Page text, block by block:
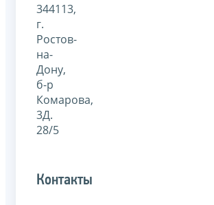
344113,
г.
Ростов-
на-
Дону,
б-р
Комарова,
3Д.
28/5
Контакты